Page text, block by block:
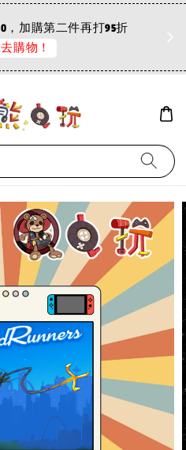
，加購第二件再打95折
購物！
【夯夯熊電玩】 Switch(NS) 大富翁11 RichMan 11 :mahjong: 永久認證版/永久隨身版 (數位版)